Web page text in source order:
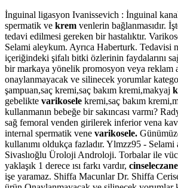
İnguinal ligasyon Ivanissevich : İnguinal
spermatik ve krem venlerin bağlanmasıdır.
tedavi edilmesi gereken bir hastalıktır.
Selami aleykum. Ayrıca Haberturk. Tedavisi
içeriğindeki şifalı bitki özlerinin faydalarını
bir markaya yönelik promosyon veya reklam
onaylanmayacak ve silinecek yorumlar
şampuan,saç kremi,saç bakım kremi,makyaj
gebelikte varikosele kremi,saç bakım
kullanmanın bebeğe bir sakıncası varmı?
sağ femoral venden girilerek inferior vena
internal spermatik vene varikosele.
kullanımı oldukça fazladır. Ylmzz95 -
Sivaslıoğlu Üroloji Androloji. Torbalar ile
yaklaşık 1 derece ısı farkı vardır,
işe yaramaz. Shiffa Macunlar Dr. Shiffa